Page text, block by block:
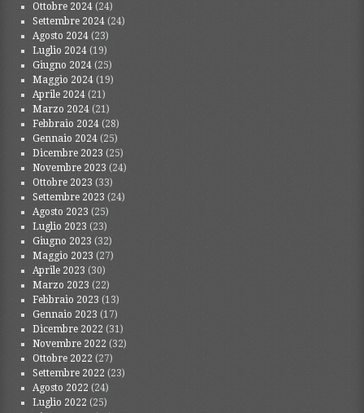
Ottobre 2024 (24)
Settembre 2024 (24)
Agosto 2024 (23)
Luglio 2024 (19)
Giugno 2024 (25)
Maggio 2024 (19)
Aprile 2024 (21)
Marzo 2024 (21)
Febbraio 2024 (28)
Gennaio 2024 (25)
Dicembre 2023 (25)
Novembre 2023 (24)
Ottobre 2023 (33)
Settembre 2023 (24)
Agosto 2023 (25)
Luglio 2023 (23)
Giugno 2023 (32)
Maggio 2023 (27)
Aprile 2023 (30)
Marzo 2023 (22)
Febbraio 2023 (13)
Gennaio 2023 (17)
Dicembre 2022 (31)
Novembre 2022 (32)
Ottobre 2022 (27)
Settembre 2022 (23)
Agosto 2022 (24)
Luglio 2022 (25)